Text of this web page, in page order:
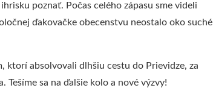
poznať. Počas celého zápasu sme videli
ďakovačke obecenstvu neostalo oko suché
ktorí absolvovali dlhšiu cestu do Prievidze, za
sa na ďalšie kolo a nové výzvy!